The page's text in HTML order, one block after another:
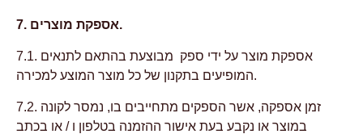
7. אספקת מוצרים.
7.1. אספקת מוצר על ידי ספק מבוצעת בהתאם לתנאים
המופיעים בתקנון של כל מוצר המוצע למכירה.
7.2. זמן אספקה, אשר הספקים מתחייבים בו, נמסר לקונה
במוצר או נקבע בעת אישור ההזמנה בטלפון ו / או בכתב